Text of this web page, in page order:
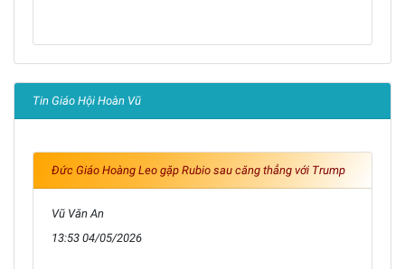
Tin Giáo Hội Hoàn Vũ
Đức Giáo Hoàng Leo gặp Rubio sau căng thẳng với Trump
Vũ Văn An
13:53 04/05/2026